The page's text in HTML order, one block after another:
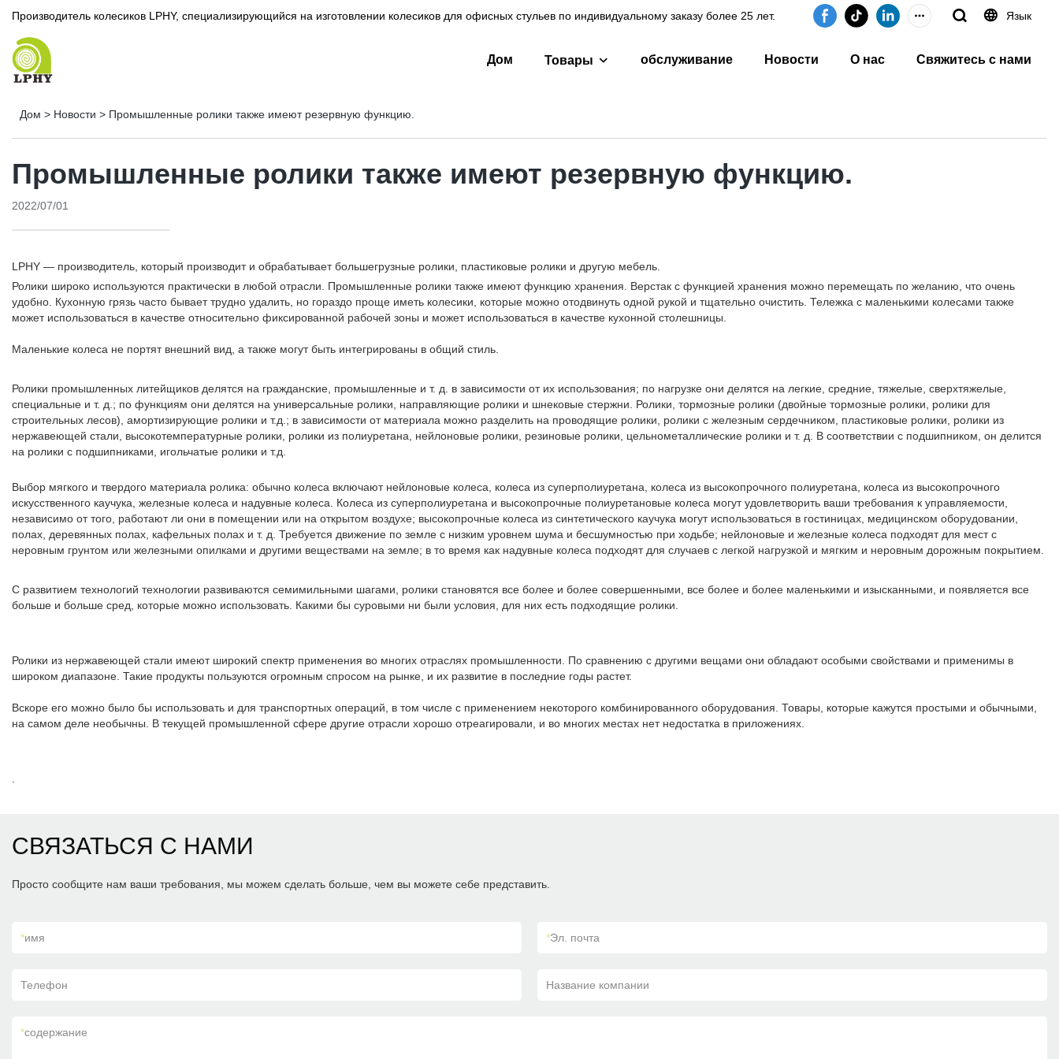
Производитель колесиков LPHY, специализирующийся на изготовлении колесиков для офисных стульев по индивидуальному заказу более 25 лет. Язык
Дом Товары обслуживание Новости О нас Свяжитесь с нами
Дом > Новости > Промышленные ролики также имеют резервную функцию.
Промышленные ролики также имеют резервную функцию.
2022/07/01
LPHY — производитель, который производит и обрабатывает большегрузные ролики, пластиковые ролики и другую мебель.
Ролики широко используются практически в любой отрасли. Промышленные ролики также имеют функцию хранения. Верстак с функцией хранения можно перемещать по желанию, что очень
удобно. Кухонную грязь часто бывает трудно удалить, но гораздо проще иметь колесики, которые можно отодвинуть одной рукой и тщательно очистить. Тележка с маленькими колесами также
может использоваться в качестве относительно фиксированной рабочей зоны и может использоваться в качестве кухонной столешницы.
Маленькие колеса не портят внешний вид, а также могут быть интегрированы в общий стиль.
Ролики промышленных литейщиков делятся на гражданские, промышленные и т. д. в зависимости от их использования; по нагрузке они делятся на легкие, средние, тяжелые, сверхтяжелые,
специальные и т. д.; по функциям они делятся на универсальные ролики, направляющие ролики и шнековые стержни. Ролики, тормозные ролики (двойные тормозные ролики, ролики для
строительных лесов), амортизирующие ролики и т.д.; в зависимости от материала можно разделить на проводящие ролики, ролики с железным сердечником, пластиковые ролики, ролики из
нержавеющей стали, высокотемпературные ролики, ролики из полиуретана, нейлоновые ролики, резиновые ролики, цельнометаллические ролики и т. д. В соответствии с подшипником, он делится
на ролики с подшипниками, игольчатые ролики и т.д.
Выбор мягкого и твердого материала ролика: обычно колеса включают нейлоновые колеса, колеса из суперполиуретана, колеса из высокопрочного полиуретана, колеса из высокопрочного
искусственного каучука, железные колеса и надувные колеса. Колеса из суперполиуретана и высокопрочные полиуретановые колеса могут удовлетворить ваши требования к управляемости,
независимо от того, работают ли они в помещении или на открытом воздухе; высокопрочные колеса из синтетического каучука могут использоваться в гостиницах, медицинском оборудовании,
полах, деревянных полах, кафельных полах и т. д. Требуется движение по земле с низким уровнем шума и бесшумностью при ходьбе; нейлоновые и железные колеса подходят для мест с
неровным грунтом или железными опилками и другими веществами на земле; в то время как надувные колеса подходят для случаев с легкой нагрузкой и мягким и неровным дорожным покрытием.
С развитием технологий технологии развиваются семимильными шагами, ролики становятся все более и более совершенными, все более и более маленькими и изысканными, и появляется все
больше и больше сред, которые можно использовать. Какими бы суровыми ни были условия, для них есть подходящие ролики.
Ролики из нержавеющей стали имеют широкий спектр применения во многих отраслях промышленности. По сравнению с другими вещами они обладают особыми свойствами и применимы в
широком диапазоне. Такие продукты пользуются огромным спросом на рынке, и их развитие в последние годы растет.
Вскоре его можно было бы использовать и для транспортных операций, в том числе с применением некоторого комбинированного оборудования. Товары, которые кажутся простыми и обычными,
на самом деле необычны. В текущей промышленной сфере другие отрасли хорошо отреагировали, и во многих местах нет недостатка в приложениях.
СВЯЗАТЬСЯ С НАМИ
Просто сообщите нам ваши требования, мы можем сделать больше, чем вы можете себе представить.
*имя *Эл. почта
Телефон Название компании
*содержание